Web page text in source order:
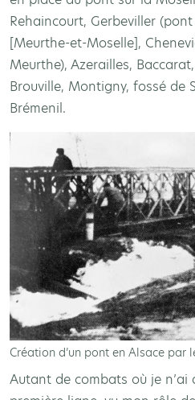
Rehaincourt, Gerbeviller
[Meurthe-et-Moselle],
Meurthe), Azerailles,
Brouville, Montigny, fossé de
Brémenil.
Création d’un pont en Alsace par
Autant de combats où je n’ai